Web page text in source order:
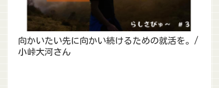
向かいたい先に向かい続けるための就活を。/
小峠大河さん